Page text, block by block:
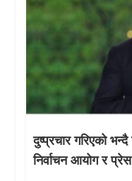
दुष्प्रचार गरिएको भन्दै
निर्वाचन आयोग र